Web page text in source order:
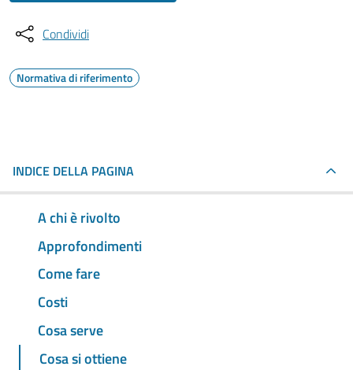
Condividi
Normativa di riferimento
INDICE DELLA PAGINA
A chi è rivolto
Approfondimenti
Come fare
Costi
Cosa serve
Cosa si ottiene